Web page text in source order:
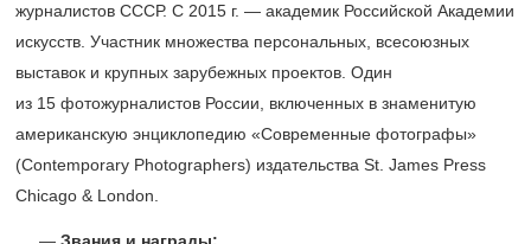
журналистов СССР. С 2015 г. — академик Российской Академии
искусств. Участник множества персональных, всесоюзных
выставок и крупных зарубежных проектов. Один
из 15 фотожурналистов России, включенных в знаменитую
американскую энциклопедию «Современные фотографы»
(Contemporary Photographers) издательства St. James Press
Chicago & London.